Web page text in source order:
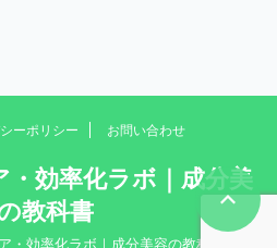
ーポリシー お問い合わせ
効率化ラボ｜成分美
教科書
効率化ラボ｜成分美容の教科書